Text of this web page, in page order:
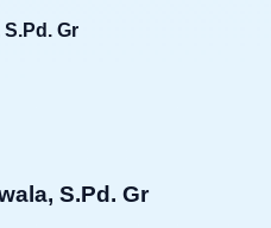
Gr
S.Pd. Gr